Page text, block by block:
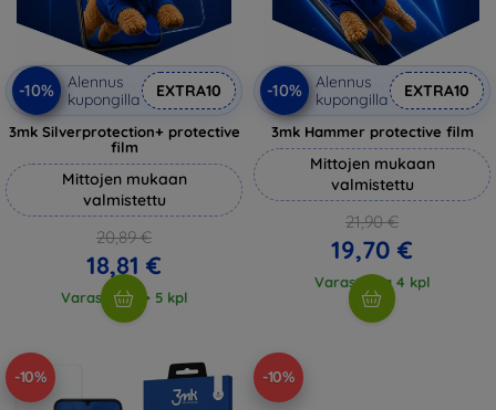
-10%
Alennus
kupongilla
EXTRA10
3mk Silverprotection+ protective
film
Mittojen mukaan
valmistettu
20,89 €
18,81 €
Varastossa > 5 kpl
-10%
Alennus
kupongilla
EXTRA10
3mk Hammer protective film
Mittojen mukaan
valmistettu
21,90 €
19,70 €
Varastossa 4 kpl
-10% -10%